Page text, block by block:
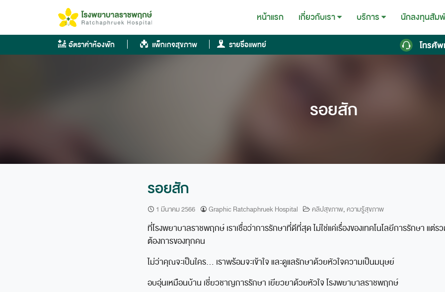
content
หน้าแรก เกี่ยวกับเรา บริการ นักลงทุนสัม
อัตราค่าห้องพัก แพ็กเกจสุขภาพ รายชื่อแพทย์ โทรศั
รอยสัก
รอยสัก
1 มีนาคม 2566 Graphic Ratchaphruek Hospital คลิปสุขภาพ,ความรู้สุขภาพ
ที่โรงพยาบาลราชพฤกษ์ เราเชื่อว่าการรักษาที่ดีที่สุด ไม่ใช่แค่เรื่องของเทคโนโลยีการรักษา แต่รว
ต้องการของทุกคน
ไม่ว่าคุณจะเป็นใคร… เราพร้อมจะเข้าใจ และดูแลรักษาด้วยหัวใจความเป็นมนุษย์
อบอุ่นเหมือนบ้าน เชี่ยวชาญการรักษา เยียวยาด้วยหัวใจ โรงพยาบาลราชพฤกษ์